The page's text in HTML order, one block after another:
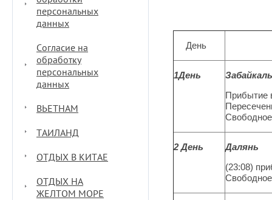
персональных
данных
Согласие на
обработку
персональных
данных
ВЬЕТНАМ
ТАИЛАНД
ОТДЫХ В КИТАЕ
ОТДЫХ НА
ЖЕЛТОМ МОРЕ
День
1День
Прибытие
2 День
Далянь
(23:08)